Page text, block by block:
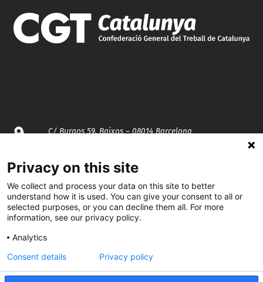
C/ Burgos 59, Baixos – 08014 Barcelona
spcgtcatalunya.cat
935 120 481
@CGTCatalunya
CGTCatalunya
Privacy on this site
We collect and process your data on this site to better
understand how it is used. You can give your consent to all or
selected purposes, or you can decline them all. For more
information, see our privacy policy.
Analytics
Consent details Privacy policy